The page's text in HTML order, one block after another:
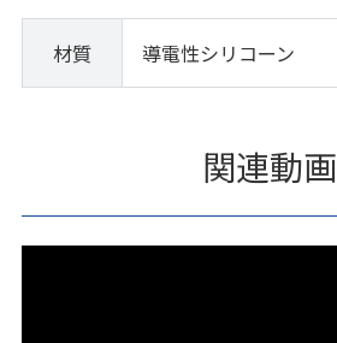
材質 導電性シリコーン
関連動画